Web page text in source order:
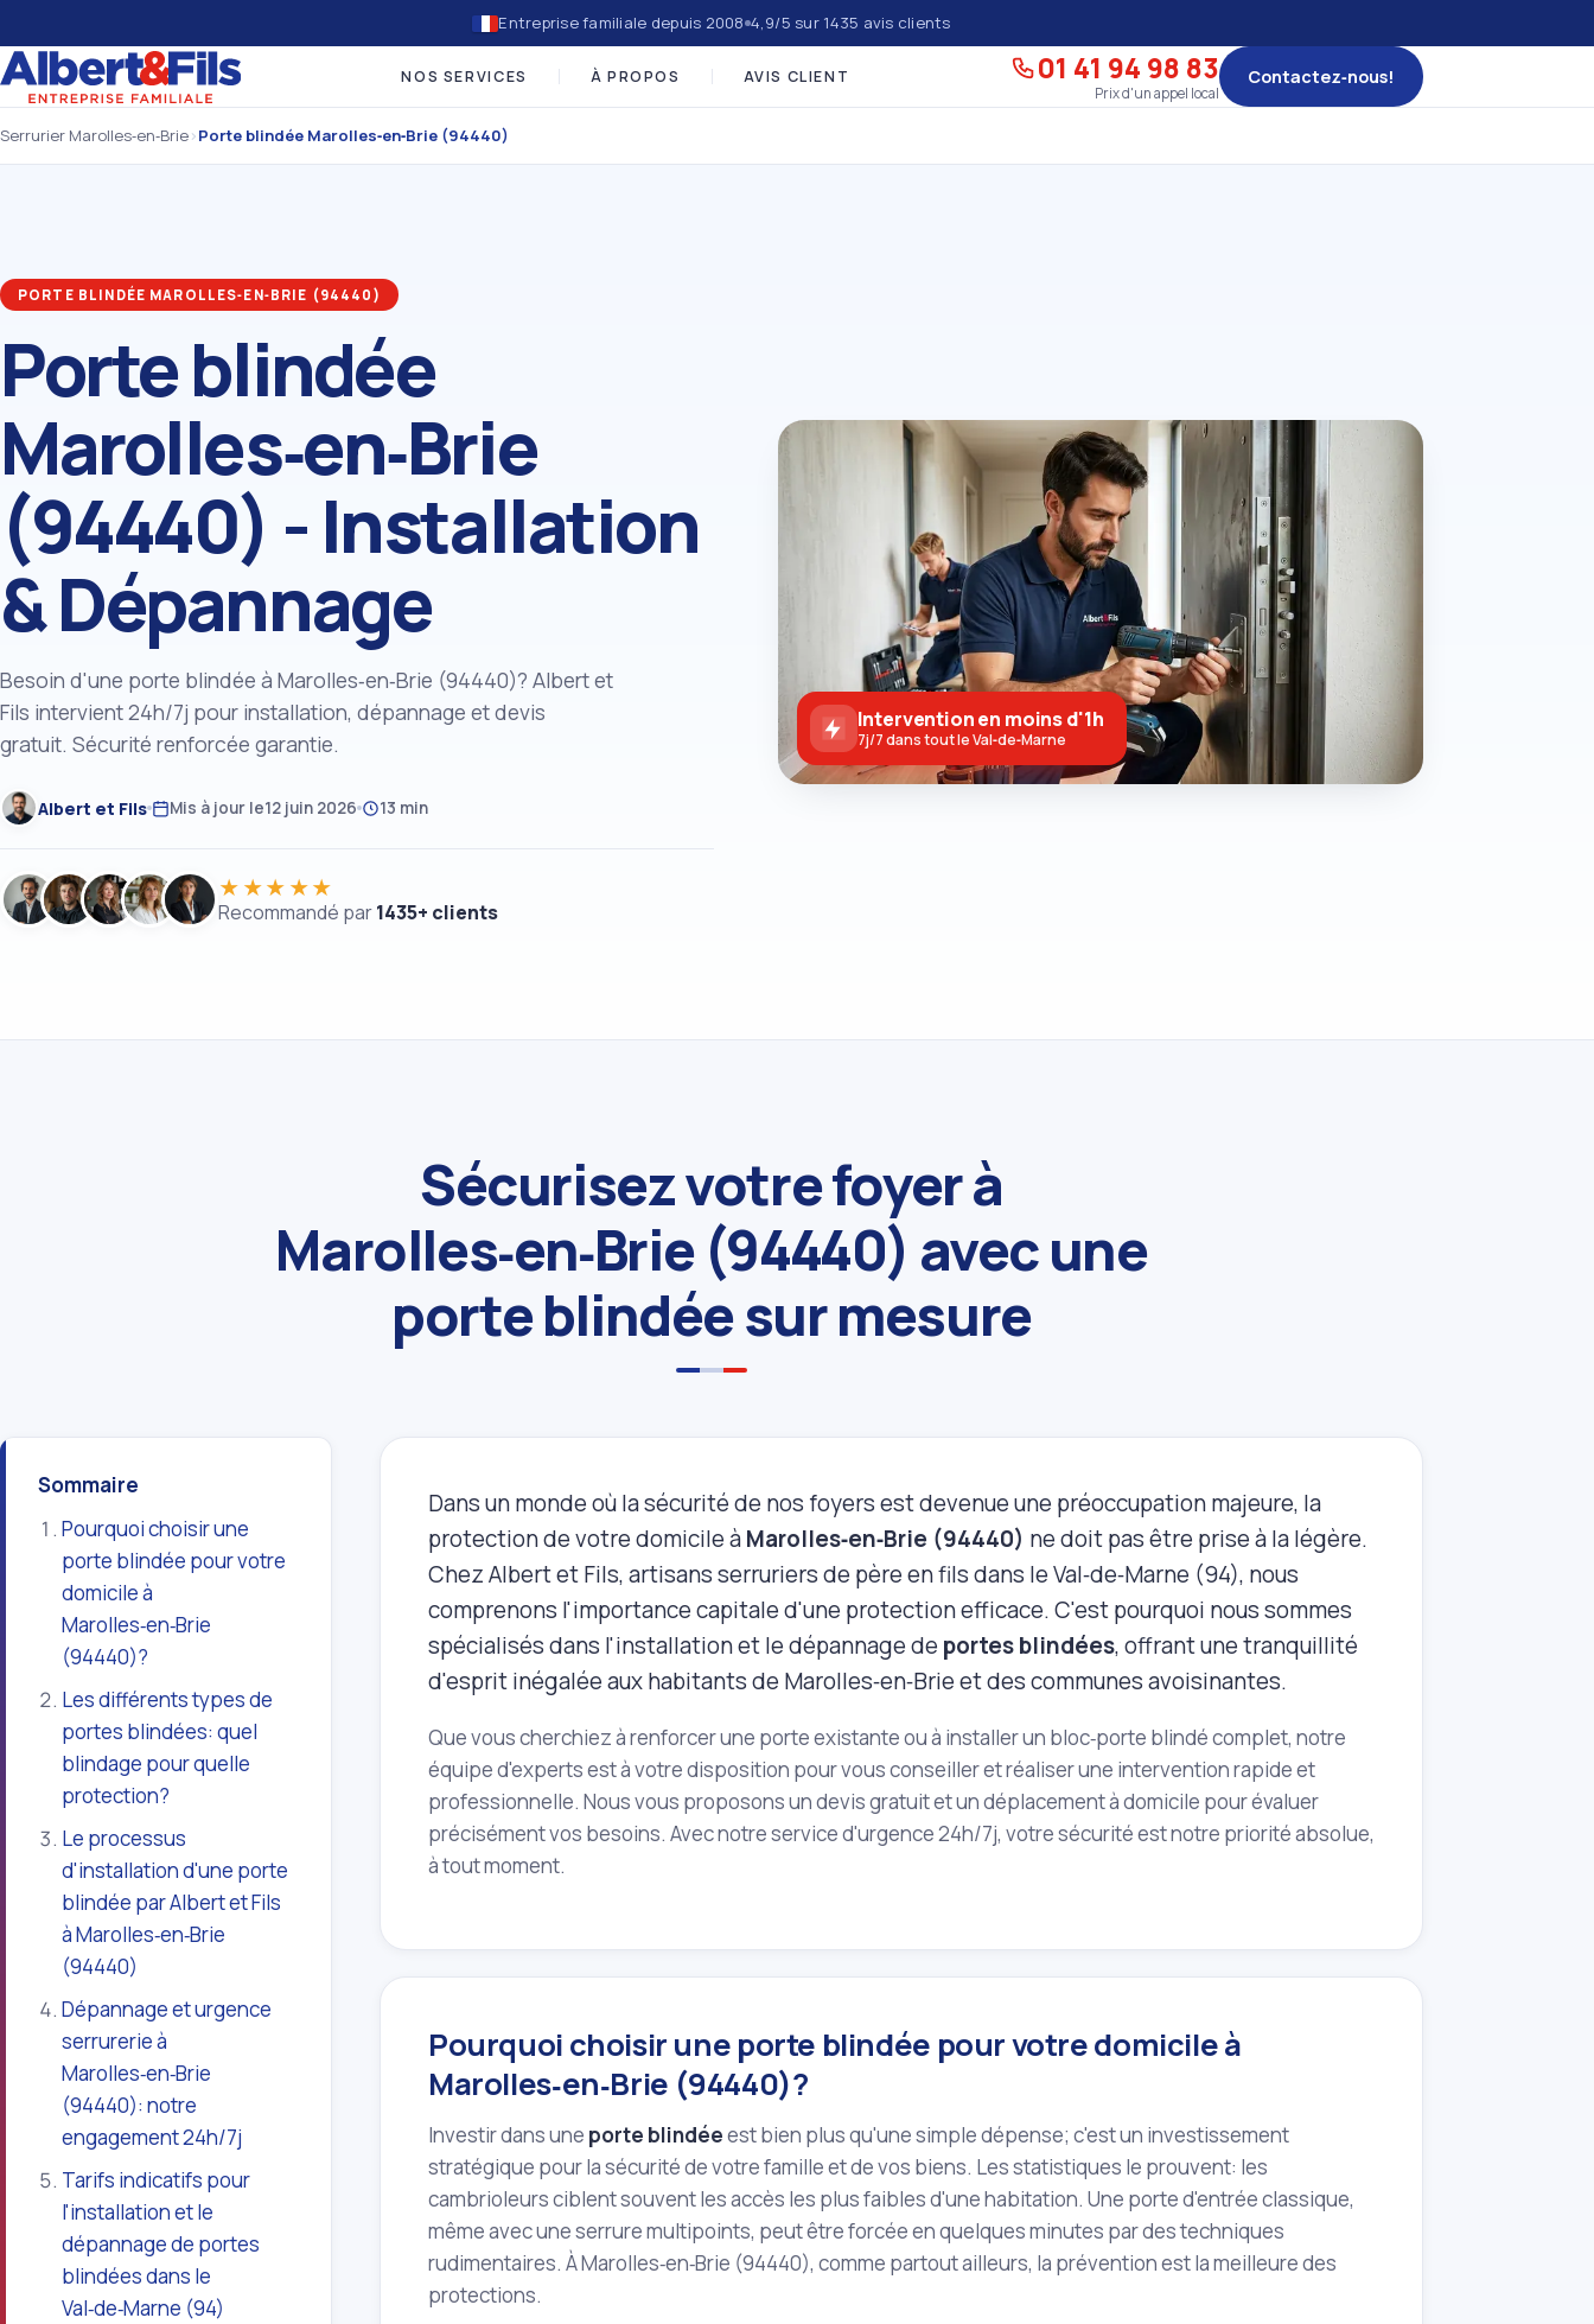
Entreprise familiale depuis 2008 4,9/5 sur 1435 avis clients
NOS SERVICES À PROPOS AVIS CLIENT 01 41 94 98 83
Prix d'un appel local
Contactez‑nous!
Serrurier Marolles‑en‑Brie›Porte blindée Marolles‑en‑Brie (94440)
PORTE BLINDÉE MAROLLES‑EN‑BRIE (94440)
Porte blindée
Marolles‑en‑Brie
(94440) - Installation
& Dépannage
Besoin d'une porte blindée à Marolles‑en‑Brie (94440)? Albert et
Fils intervient 24h/7j pour installation, dépannage et devis
gratuit. Sécurité renforcée garantie.
Albert et Fils Mis à jour le12 juin 2026 13 min
★★★★★
Recommandé par1435+ clients
Intervention en moins d'1h
7j/7 dans tout le Val‑de‑Marne
Sécurisez votre foyer à
Marolles‑en‑Brie (94440) avec une
porte blindée sur mesure
Sommaire
Pourquoi choisir une
porte blindée pour votre
domicile à
Marolles‑en‑Brie
(94440)?
Les différents types de
portes blindées: quel
blindage pour quelle
protection?
Le processus
d'installation d'une porte
blindée par Albert et Fils
à Marolles‑en‑Brie
(94440)
Dépannage et urgence
serrurerie à
Marolles‑en‑Brie
(94440): notre
engagement 24h/7j
Tarifs indicatifs pour
l'installation et le
dépannage de portes
blindées dans le
Val‑de‑Marne (94)
Dans un monde où la sécurité de nos foyers est devenue une préoccupation majeure, la
protection de votre domicile àMarolles‑en‑Brie (94440) ne doit pas être prise à la légère.
Chez Albert et Fils, artisans serruriers de père en fils dans le Val‑de‑Marne (94), nous
comprenons l'importance capitale d'une protection efficace. C'est pourquoi nous sommes
spécialisés dans l'installation et le dépannage de portes blindées, offrant une tranquillité
d'esprit inégalée aux habitants de Marolles‑en‑Brie et des communes avoisinantes.
Que vous cherchiez à renforcer une porte existante ou à installer un bloc‑porte blindé complet, notre
équipe d'experts est à votre disposition pour vous conseiller et réaliser une intervention rapide et
professionnelle. Nous vous proposons un devis gratuit et un déplacement à domicile pour évaluer
précisément vos besoins. Avec notre service d'urgence 24h/7j, votre sécurité est notre priorité absolue,
à tout moment.
Pourquoi choisir une porte blindée pour votre domicile à
Marolles‑en‑Brie (94440)?
Investir dans une porte blindéeest bien plus qu'une simple dépense; c'est un investissement
stratégique pour la sécurité de votre famille et de vos biens. Les statistiques le prouvent: les
cambrioleurs ciblent souvent les accès les plus faibles d'une habitation. Une porte d'entrée classique,
même avec une serrure multipoints, peut être forcée en quelques minutes par des techniques
rudimentaires. À Marolles‑en‑Brie (94440), comme partout ailleurs, la prévention est la meilleure des
protections.